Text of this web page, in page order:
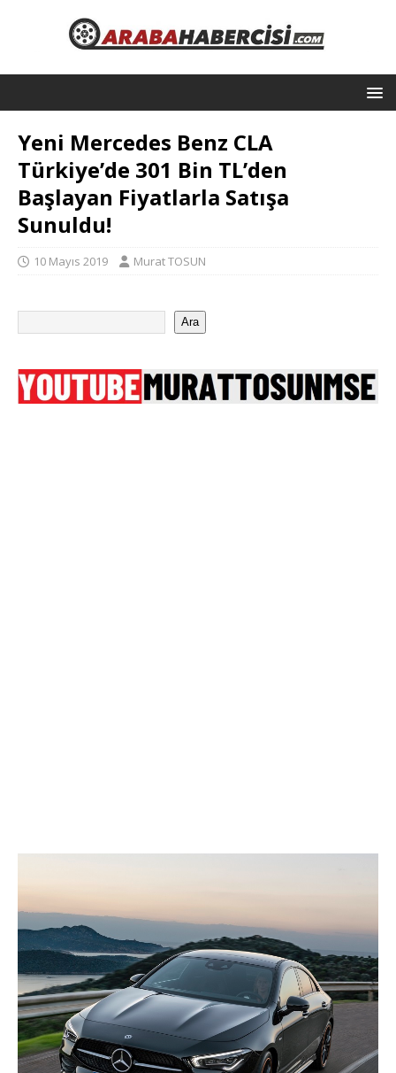
Yeni Mercedes Benz CLA
Türkiye’de 301 Bin TL’den
Başlayan Fiyatlarla Satışa
Sunuldu!
10 Mayıs 2019 Murat TOSUN
Ara